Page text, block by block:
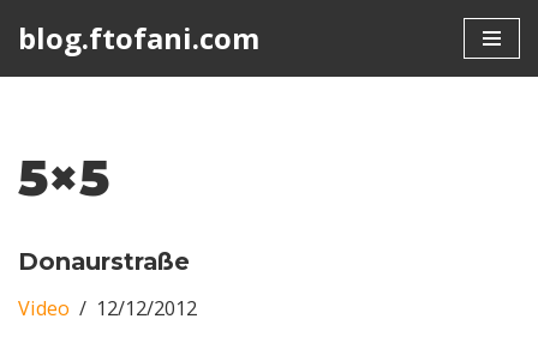
blog.ftofani.com
5×5
Donaurstraße
Video 12/12/2012